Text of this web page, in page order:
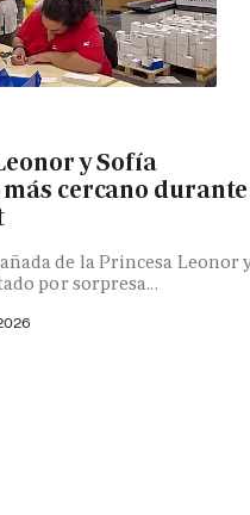
y Sofía
cercano durante
de la Princesa Leonor
por sorpresa...